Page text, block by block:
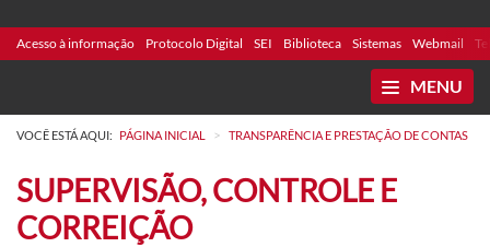
Acesso à informação Protocolo Digital SEI Biblioteca Sistemas Webmail
MENU
VOCÊ ESTÁ AQUI: PÁGINA INICIAL > TRANSPARÊNCIA E PRESTAÇÃO DE CONTAS
SUPERVISÃO, CONTROLE E
CORREIÇÃO